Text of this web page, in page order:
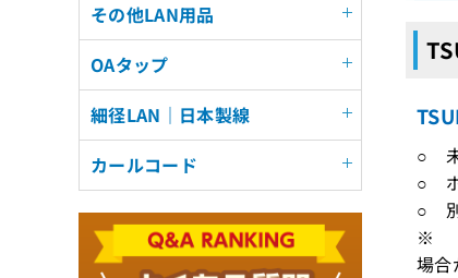
○
○ ボ
○ 別
※ 『
場合
その他LAN用品
OAタップ
細径LAN｜日本製線
カールコード